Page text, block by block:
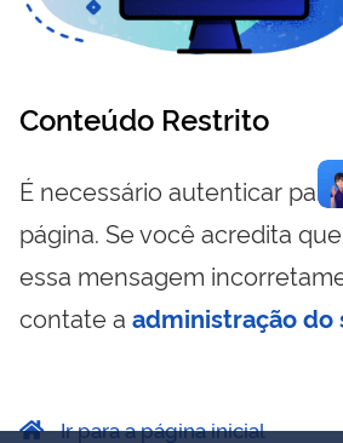
Conteúdo Restrito
É necessário autenticar
página. Se você acredita
essa mensagem
contate a administração do
Ir para a página inicial